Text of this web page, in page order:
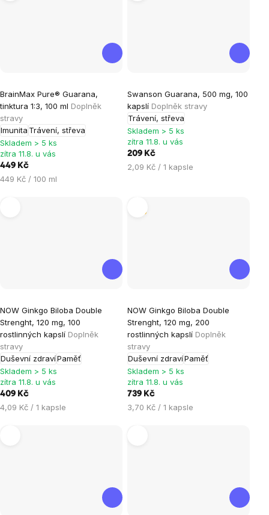
BrainMax Pure® Guarana,
tinktura 1:3, 100 ml Doplněk
stravy
Imunita Trávení, střeva
Skladem > 5 ks
zítra 11.8. u vás
449 Kč
Měrná
449 Kč / 100 ml
Swanson Guarana, 500 mg, 100
kapslí Doplněk stravy
Trávení, střeva
hodnocení
produktu
je
4,7
z
5
Skladem > 5 ks
zítra 11.8. u vás
209 Kč
Měrná
2,09 Kč / 1 kapsle
NOW Ginkgo Biloba Double
Strenght, 120 mg, 100
rostlinných kapslí Doplněk
stravy
Duševní zdravíPaměť
hodnocení
produktu
je
5,0
z
5
hvězdiček.
Skladem > 5 ks
zítra 11.8. u vás
409 Kč
Měrná
4,09 Kč / 1 kapsle
NOW Ginkgo Biloba Double
Strenght, 120 mg, 200
rostlinných kapslí Doplněk
stravy
Duševní zdravíPaměť
hodnocení
produktu
je
5,0
z
5
hvězdiček.
Skladem > 5 ks
zítra 11.8. u vás
739 Kč
Měrná
3,70 Kč / 1 kapsle